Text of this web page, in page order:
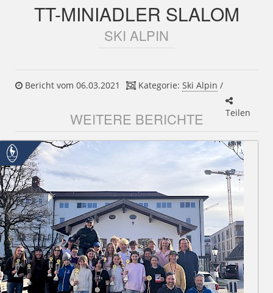
TT-MINIADLER SLALOM
SKI ALPIN
Bericht vom 06.03.2021 Kategorie: Ski Alpin /
Teilen
WEITERE BERICHTE